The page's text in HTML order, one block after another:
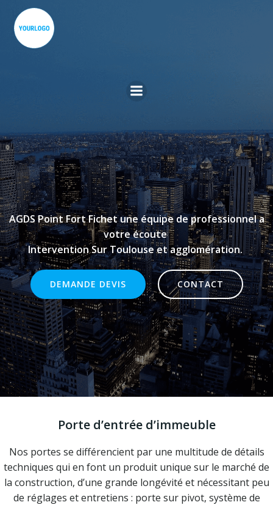
AGDS Point Fort Fichet une équipe de professionnel a
votre écoute
Intervention Sur Toulouse et agglomération.
DEMANDE DEVIS CONTACT
Porte d’entrée d’immeuble
Nos portes se différencient par une multitude de détails
techniques qui en font un produit unique sur le marché de
la construction, d’une grande longévité et nécessitant peu
de réglages et entretiens : porte sur pivot, système de